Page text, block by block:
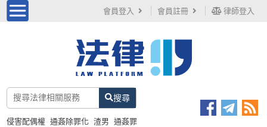
會員登入 會員註冊 律師登入
搜尋
侵害配偶權 通姦除罪化 渣男 通姦罪